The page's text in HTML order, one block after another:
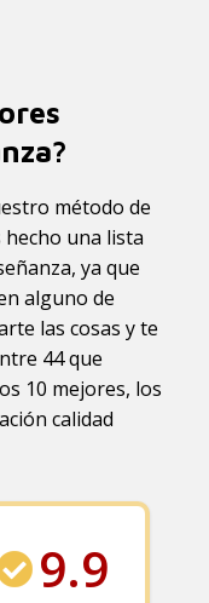
método de
una lista
ya que
alguno de
las cosas y te
44 que
10 mejores, los
calidad
9.9